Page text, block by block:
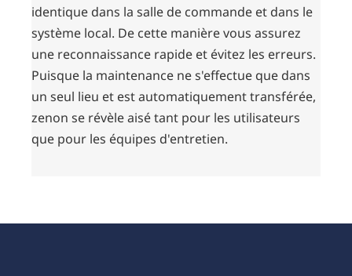
identique dans la salle de commande et dans le
système local. De cette manière vous assurez
une reconnaissance rapide et évitez les erreurs.
Puisque la maintenance ne s'effectue que dans
un seul lieu et est automatiquement transférée,
zenon se révèle aisé tant pour les utilisateurs
que pour les équipes d'entretien.